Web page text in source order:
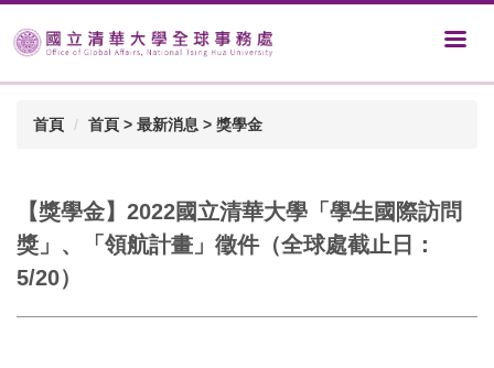
首頁 首頁 > 最新消息 > 獎學金
【獎學金】2022國立清華大學「學生國際訪問
獎」、「領航計畫」徵件（全球處截止日：
5/20）